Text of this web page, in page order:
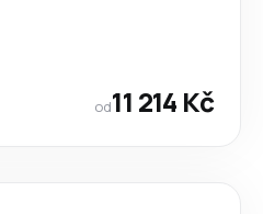
od11 214 Kč